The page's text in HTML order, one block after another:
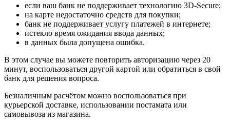
если ваш банк не поддерживает технологию 3D-Secure;
на карте недостаточно средств для покупки;
банк не поддерживает услугу платежей в интернете;
истекло время ожидания ввода данных;
в данных была допущена ошибка.
В этом случае вы можете повторить авторизацию через 20
минут, воспользоваться другой картой или обратиться в свой
банк для решения вопроса.
Безналичным расчётом можно воспользоваться при
курьерской доставке, использовании постамата или
самовывоза из магазина.